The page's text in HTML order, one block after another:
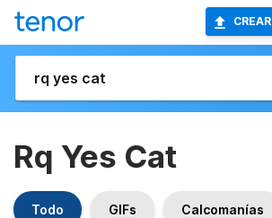
CREAR
Rq Yes Cat
Todo GIFs Calcomanías